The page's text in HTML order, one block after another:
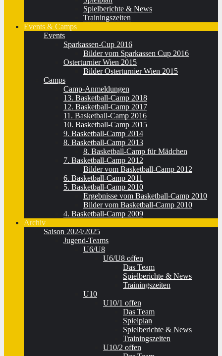
Spielberichte & News
Trainingszeiten
Events & Camps
Events
Sparkassen-Cup 2016
Bilder vom Sparkassen Cup 2016
Osterturnier Wien 2015
Bilder Osterturnier Wien 2015
Camps
Camp-Anmeldungen
13. Basketball-Camp 2018
12. Basketball-Camp 2017
11. Basketball-Camp 2016
10. Basketball-Camp 2015
9. Basketball-Camp 2014
8. Basketball-Camp 2013
8. Basketball-Camp für Mädchen
7. Basketball-Camp 2012
Bilder vom Basketball-Camp 2012
6. Basketball-Camp 2011
5. Basketball-Camp 2010
Ergebnisse vom Basketball-Camp 2010
Bilder vom Basketball-Camp 2010
4. Basketball-Camp 2009
Archiv
Saison 2024/2025
Jugend-Teams
U6/U8
U6/U8 offen
Das Team
Spielberichte & News
Trainingszeiten
U10
U10/1 offen
Das Team
Spielplan
Spielberichte & News
Trainingszeiten
U10/2 offen